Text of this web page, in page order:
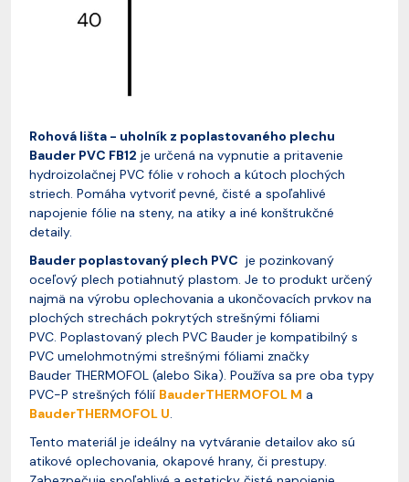
Rohová lišta - uholník z poplastovaného plechu
Bauder PVC FB12 je určená na vypnutie a pritavenie
hydroizolačnej PVC fólie v rohoch a kútoch plochých
striech. Pomáha vytvoriť pevné, čisté a spoľahlivé
napojenie fólie na steny, na atiky a iné konštrukčné
detaily.
Bauder poplastovaný plech PVC je pozinkovaný
oceľový plech potiahnutý plastom. Je to produkt určený
najmä na výrobu oplechovania a ukončovacích prvkov na
plochých strechách pokrytých strešnými fóliami
PVC. Poplastovaný plech PVC Bauder je kompatibilný s
PVC umelohmotnými strešnými fóliami značky
Bauder THERMOFOL (alebo Sika). Používa sa pre oba typy
PVC-P strešných fólií BauderTHERMOFOL M a
BauderTHERMOFOL U.
Tento materiál je ideálny na vytváranie detailov ako sú
atikové oplechovania, okapové hrany, či prestupy.